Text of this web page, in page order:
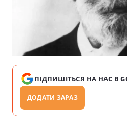
ПІДПИШІТЬСЯ НА НАС В
ДОДАТИ ЗАРАЗ